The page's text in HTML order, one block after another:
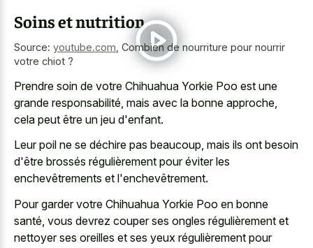
Soins et nutrition
Source: youtube.com Combien de nourriture pour nourrir
votre chiot ?
Prendre soin de votre Chihuahua Yorkie Poo est une
grande responsabilité, mais avec la bonne approche,
cela peut être un jeu d'enfant.
Leur poil ne se déchire pas beaucoup, mais ils ont besoin
d'être brossés régulièrement pour éviter les
enchevêtrements et l'enchevêtrement.
Pour garder votre Chihuahua Yorkie Poo en bonne
santé, vous devrez couper ses ongles régulièrement et
nettoyer ses oreilles et ses yeux régulièrement pour